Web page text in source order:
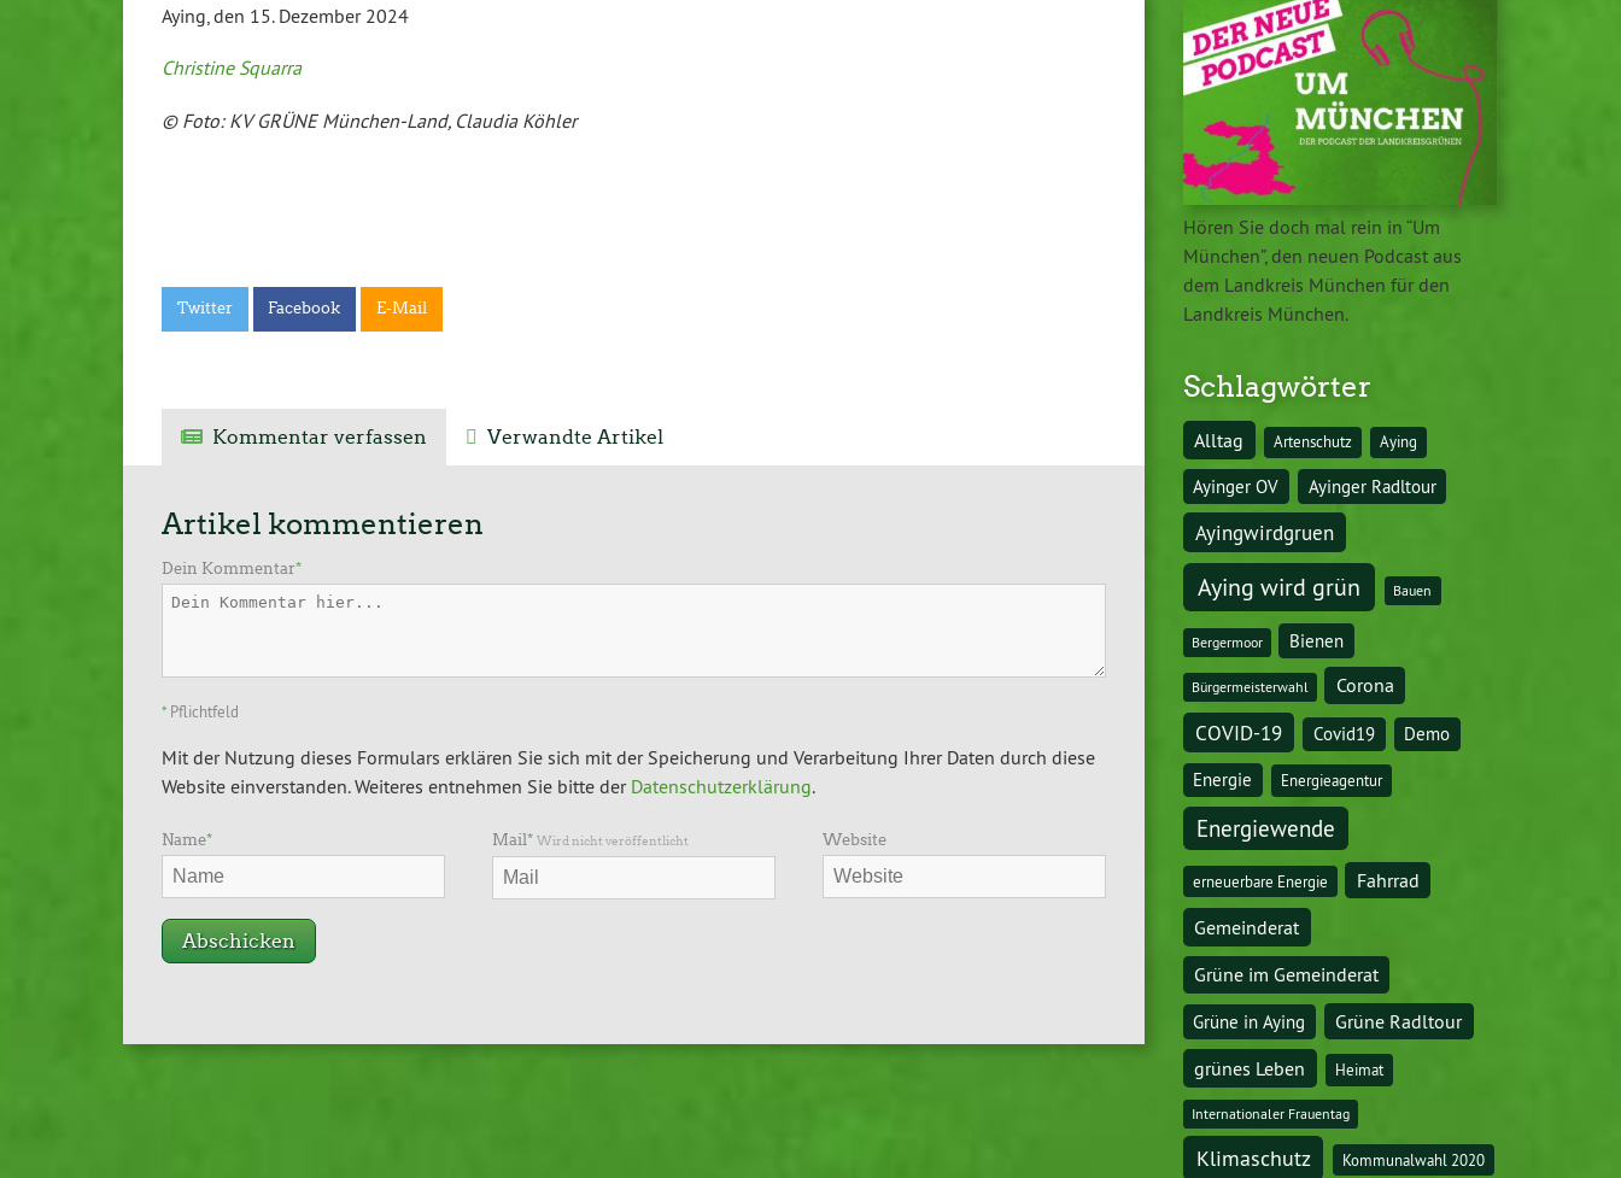
Aying, den 15. Dezember 2024
Christine Squarra
© Foto: KV GRÜNE München-Land, Claudia Köhler
Twitter Facebook E-Mail
Kommentar verfassen Verwandte Artikel
Artikel kommentieren
Dein Kommentar*
* Pflichtfeld
Mit der Nutzung dieses Formulars erklären Sie sich mit der Speicherung und Verarbeitung Ihrer Daten durch diese
Website einverstanden. Weiteres entnehmen Sie bitte der Datenschutzerklärung.
Name* Mail* Wird nicht veröffentlicht Website
Hören Sie doch mal rein in “Um
München”, den neuen Podcast aus
dem Landkreis München für den
Landkreis München.
Schlagwörter
Alltag Artenschutz Aying
Ayinger OV Ayinger Radltour
Ayingwirdgruen
Aying wird grün Bauen
Bergermoor Bienen
Bürgermeisterwahl Corona
COVID-19 Covid19 Demo
Energie Energieagentur
Energiewende
erneuerbare Energie Fahrrad
Gemeinderat
Grüne im Gemeinderat
Grüne in Aying Grüne Radltour
grünes Leben Heimat
Internationaler Frauentag
Klimaschutz Kommunalwahl 2020